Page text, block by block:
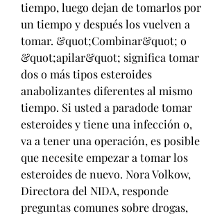
tiempo, luego dejan de tomarlos por
un tiempo y después los vuelven a
tomar. &quot;Combinar&quot; o
&quot;apilar&quot; significa tomar
dos o más tipos esteroides
anabolizantes diferentes al mismo
tiempo. Si usted a paradode tomar
esteroides y tiene una infección o,
va a tener una operación, es posible
que necesite empezar a tomar los
esteroides de nuevo. Nora Volkow,
Directora del NIDA, responde
preguntas comunes sobre drogas,